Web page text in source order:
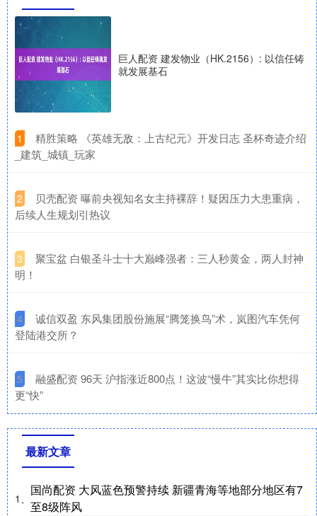
巨人配资 建发物业（HK.2156）: 以信任铸
就发展基石
1
​精胜策略 《英雄无敌：上古纪元》开发日志 圣杯奇迹介绍
_建筑_城镇_玩家
2
​贝壳配资 曝前央视知名女主持裸辞！疑因压力大患重病，
后续人生规划引热议
3
​聚宝盆 白银圣斗士十大巅峰强者：三人秒黄金，两人封神
明！
4
​诚信双盈 东风集团股份施展“腾笼换鸟”术，岚图汽车凭何
登陆港交所？
5
​融盛配资 96天 沪指涨近800点！这波“慢牛”其实比你想得
更“快”
最新文章
1、
国尚配资 大风蓝色预警持续 新疆青海等地部分地区有7
至8级阵风